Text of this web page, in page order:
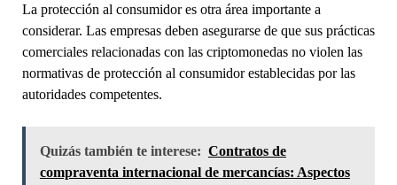
La protección al consumidor es otra área importante a
considerar. Las empresas deben asegurarse de que sus prácticas
comerciales relacionadas con las criptomonedas no violen las
normativas de protección al consumidor establecidas por las
autoridades competentes.
Quizás también te interese: Contratos de
compraventa internacional de mercancías: Aspectos